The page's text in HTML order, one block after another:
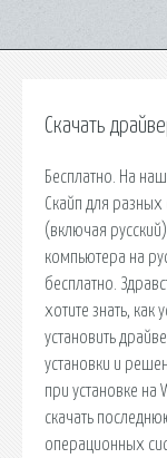
Скачать
Бесплатно. На
Скайп для
(включая
компьютера на
бесплатно.
хотите знать, как
установить
установки и
при установке на
скачать
операционных